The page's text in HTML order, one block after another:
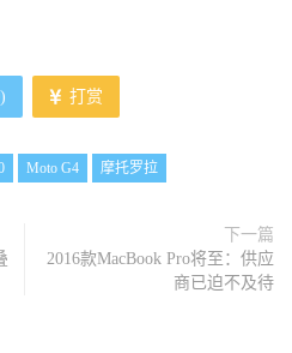
) 打赏
Moto G4 摩托罗拉
下一篇
2016款MacBook Pro将至：供应
商已迫不及待